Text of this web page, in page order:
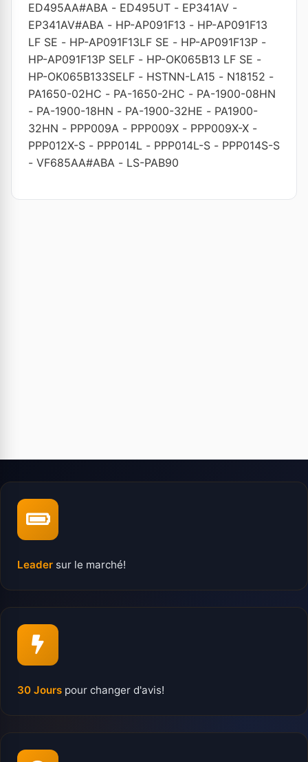
ED495AA#ABA - ED495UT - EP341AV -
EP341AV#ABA - HP-AP091F13 - HP-AP091F13
LF SE - HP-AP091F13LF SE - HP-AP091F13P -
HP-AP091F13P SELF - HP-OK065B13 LF SE -
HP-OK065B133SELF - HSTNN-LA15 - N18152 -
PA1650-02HC - PA-1650-2HC - PA-1900-08HN
- PA-1900-18HN - PA-1900-32HE - PA1900-
32HN - PPP009A - PPP009X - PPP009X-X -
PPP012X-S - PPP014L - PPP014L-S - PPP014S-S
- VF685AA#ABA - LS-PAB90
Leader sur le marché!
30 Jours pour changer d'avis!